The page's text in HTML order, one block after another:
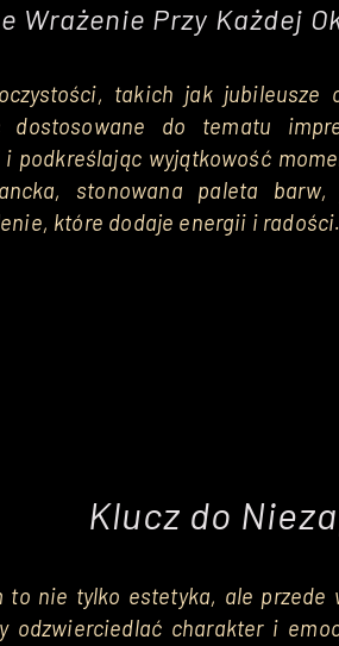
Wrażenie Przy Każdej
takich jak jubileusze
dostosowane do tematu
podkreślając wyjątkowość
stonowana paleta
które dodaje energii i radości.
Klucz do
to nie tylko estetyka, ale
odzwierciedlać charakter i